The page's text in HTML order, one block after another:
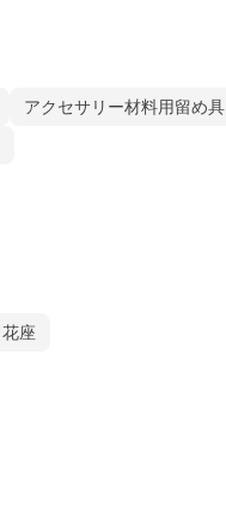
アクセサリー材料用留め具
花座